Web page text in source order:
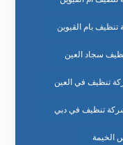
بام القيوين
سجاد العين
تنظيف في العين
تنظيف في دبي
الخيمة